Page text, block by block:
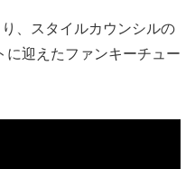
り、スタイルカウンシルの
に迎えたファンキーチュー